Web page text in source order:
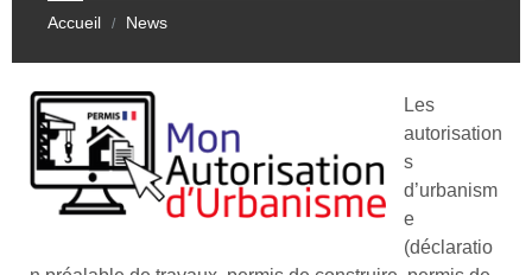
Accueil / News
Les
autorisation
s
d’urbanism
e
(déclaratio